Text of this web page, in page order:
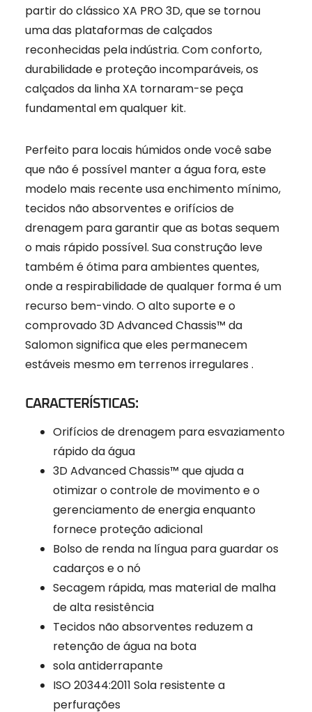
partir do clássico XA PRO 3D, que se tornou
uma das plataformas de calçados
reconhecidas pela indústria. Com conforto,
durabilidade e proteção incomparáveis, os
calçados da linha XA tornaram-se peça
fundamental em qualquer kit.
Perfeito para locais húmidos onde você sabe
que não é possível manter a água fora, este
modelo mais recente usa enchimento mínimo,
tecidos não absorventes e orifícios de
drenagem para garantir que as botas sequem
o mais rápido possível. Sua construção leve
também é ótima para ambientes quentes,
onde a respirabilidade de qualquer forma é um
recurso bem-vindo. O alto suporte e o
comprovado 3D Advanced Chassis™ da
Salomon significa que eles permanecem
estáveis ​​mesmo em terrenos irregulares .
CARACTERÍSTICAS:
Orifícios de drenagem para esvaziamento
rápido da água
3D Advanced Chassis™ que ajuda a
otimizar o controle de movimento e o
gerenciamento de energia enquanto
fornece proteção adicional
Bolso de renda na língua para guardar os
cadarços e o nó
Secagem rápida, mas material de malha
de alta resistência
Tecidos não absorventes reduzem a
retenção de água na bota
sola antiderrapante
ISO 20344:2011 Sola resistente a
perfurações